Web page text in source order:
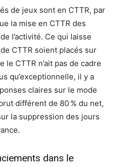
de jeux sont en CTTR, par
la mise en CTTR des
l’activité. Ce qui laisse
CTTR soient placés sur
le CTTR n’ait pas de cadre
qu’exceptionnelle, il y a
claires sur le mode
différent de 80 % du net,
la suppression des jours
dans le